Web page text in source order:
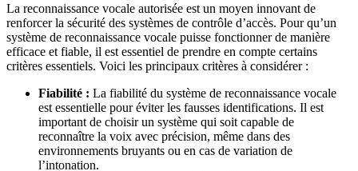
La reconnaissance vocale autorisée est un moyen innovant de
renforcer la sécurité des systèmes de contrôle d’accès. Pour qu’un
système de reconnaissance vocale puisse fonctionner de manière
efficace et fiable, il est essentiel de prendre en compte certains
critères essentiels. Voici les principaux critères à considérer :
Fiabilité : La fiabilité du système de reconnaissance vocale
est essentielle pour éviter les fausses identifications. Il est
important de choisir un système qui soit capable de
reconnaître la voix avec précision, même dans des
environnements bruyants ou en cas de variation de
l’intonation.